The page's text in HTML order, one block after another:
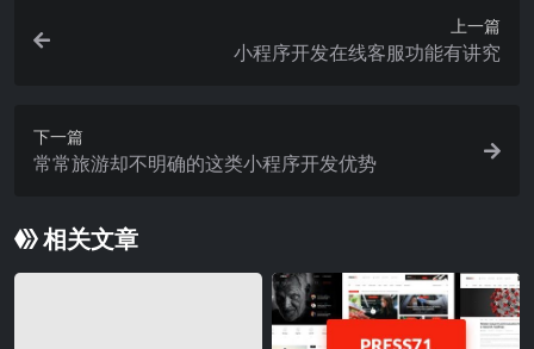
上一篇
小程序开发在线客服功能有讲究
下一篇
常常旅游却不明确的这类小程序开发优势
相关文章